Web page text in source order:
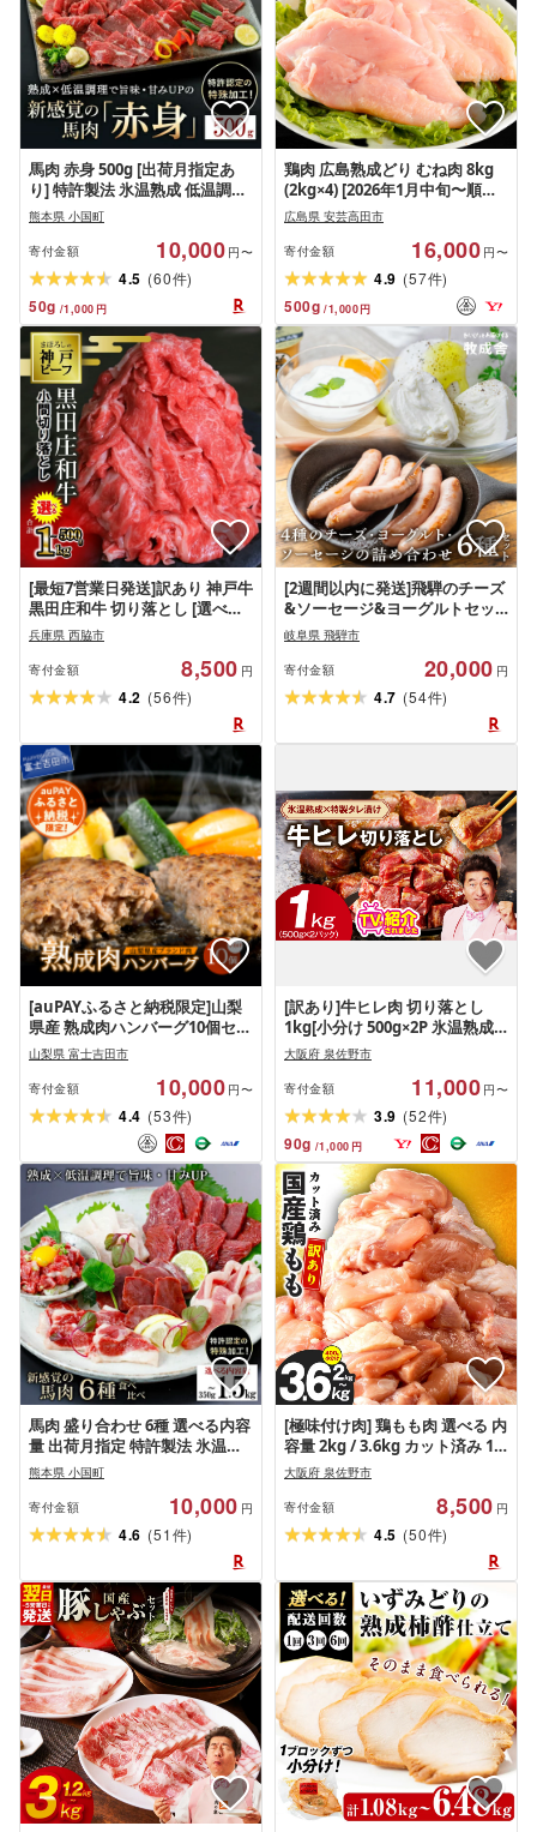
馬肉 赤身 500g [出荷月指定あ
り] 特許製法 氷温熟成 低温調理
加熱済 馬赤身 赤身肉 新感覚 レ
ア 食感 焼いたらもっと美味し
い 旨みたっぷり 小分け 専用醤
油 タレ付 真空パック 名物 熊本
阿蘇 小国町 送料無料[地場産品
基準:類型3]
熊本県 小国町
寄付金額 10,000 円〜
4.5 (60件)
50g /1,000 円
鶏肉 広島熟成どり むね肉 8kg
(2kg×4) [2026年1月中旬〜順次
出荷]
広島県 安芸高田市
寄付金額 16,000 円〜
4.9 (57件)
500g /1,000円
[最短7営業日発送]訳あり 神戸牛
黒田庄和牛 切り落とし [選べる
グラム数] 小間 小分け 牛肉 切落
とし パック 大容量 炒め物 煮込
み料理 使い勝手 抜群 熟成 パッ
ク カレー ビーフシチュー 牛丼
ブランド牛 数量限定 小間
兵庫県 西脇市
寄付金額 8,500 円
4.2 (56件)
[2週間以内に発送]飛騨のチーズ
&ソーセージ&ヨーグルトセッ
ト 詰め合わせ 限定販売 冷蔵 冷
凍 牧成舎 モッツァレラチーズ
カプレーゼ 豚肉 熟成 濃厚 おつ
まみ バーベキュー 生乳100% 個
包装 日時指定 時間指定
岐阜県 飛騨市
寄付金額 20,000 円
4.7 (54件)
[auPAYふるさと納税限定]山梨
県産 熟成肉ハンバーグ10個セッ
ト
山梨県 富士吉田市
寄付金額 10,000 円〜
4.4 (53件)
[訳あり]牛ヒレ肉 切り落とし
1kg[小分け 500g×2P 氷温熟成×
特製ダレ サイズ不揃い やわら
か ステーキ ひと口サイズ カッ
ト済み]
大阪府 泉佐野市
寄付金額 11,000 円〜
3.9 (52件)
90g /1,000 円
馬肉 盛り合わせ 6種 選べる内容
量 出荷月指定 特許製法 氷温熟
成 低温調理 レア 赤身 フタエゴ
ハツ サガリ ユッケ コウネ 小分
け 焼くだけ簡単 専用醤油 タレ
付 真空パック 熊本 小国町 送料
無料[地場産品基準:類型3]
熊本県 小国町
寄付金額 10,000 円
4.6 (51件)
[極味付け肉] 鶏もも肉 選べる 内
容量 2kg / 3.6kg カット済み 1
パック400g 小分け 国産 極味付
け肉 鶏肉 もも 味付け肉 訳あり
冷凍 熟成肉 唐揚げ 炒め物 煮物
鍋料理 時短 簡単 調理 おかず 惣
菜 便利 発送月 大阪府 泉佐野市
大阪府 泉佐野市
寄付金額 8,500 円
4.5 (50件)